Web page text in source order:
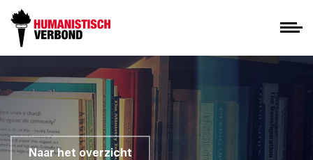
Naar het overzicht